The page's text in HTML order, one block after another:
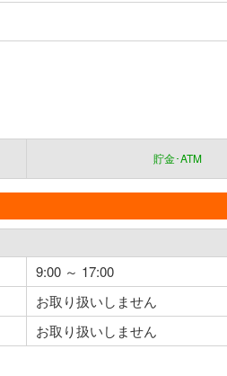
貯金･ATM
9:00 ～ 17:00
お取り扱いしません
お取り扱いしません